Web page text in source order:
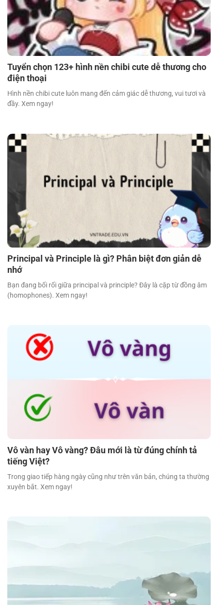
Tuyển chọn 123+ hình nền chibi cute dễ thương cho
điện thoại
Hình nền chibi cute luôn mang đến cảm giác dễ thương, vui tươi và
đầy. Xem ngay!
Principal và Principle là gì? Phân biệt đơn giản dễ
nhớ
Bạn đang bối rối giữa principal và principle? Đây là cặp từ đồng âm
(homophones). Xem ngay!
Vô vàn hay Vô vàng? Đâu mới là từ đúng chính tả
tiếng Việt?
Trong giao tiếp hàng ngày cũng như trên văn bản, chúng ta thường
xuyên bắt. Xem ngay!